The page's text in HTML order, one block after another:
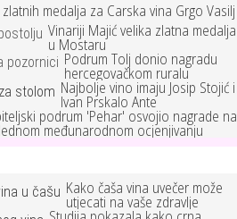
zlatnih medalja za Carska vina Grgo Vasilj
Vinariji Majić velika zlatna medalja
u Mostaru
Podrum Tolj donio nagradu
hercegovačkom ruralu
Najbolje vino imaju Josip Stojić i
Ivan Prskalo Ante
podrum 'Pehar' osvojio nagrade na
međunarodnom ocjenjivanju
Kako čaša vina uvečer može
utjecati na vaše zdravlje